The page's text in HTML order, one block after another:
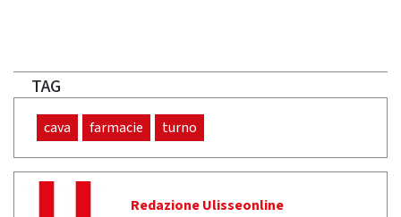
TAG
cava farmacie turno
Redazione Ulisseonline